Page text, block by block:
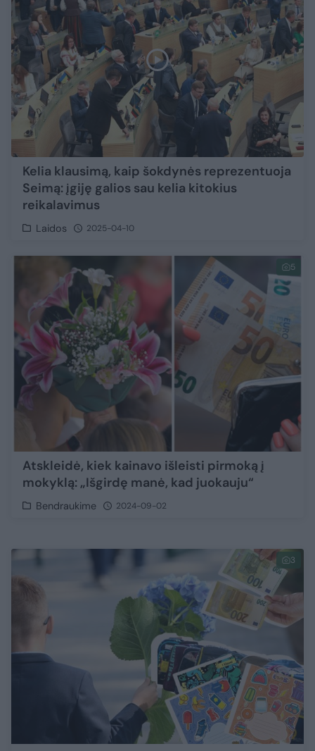
Kelia klausimą, kaip šokdynės reprezentuoja
Seimą: įgiję galios sau kelia kitokius
reikalavimus
Laidos 2025-04-10
5
Atskleidė, kiek kainavo išleisti pirmoką į
mokyklą: „Išgirdę manė, kad juokauju“
Bendraukime 2024-09-02
3